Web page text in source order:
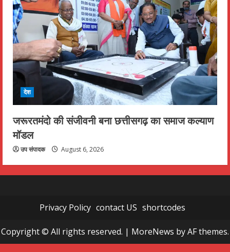
देश
जरूरतमंदो की संजीवनी बना छत्तीसगढ़ का समाज कल्याण
मॉडल
उप संपादक August 6, 2026
Privacy Policy contact US shortcodes
Copyright © All rights reserved. | MoreNews by AF themes.